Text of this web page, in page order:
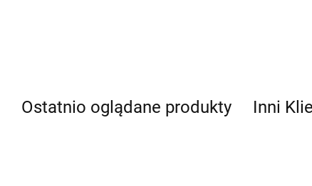
Ostatnio oglądane produkty Inni